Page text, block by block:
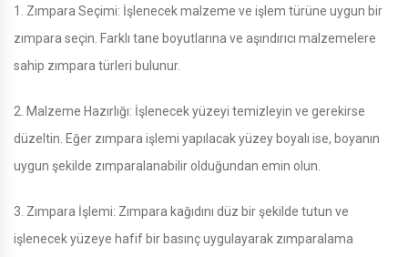
1. Zımpara Seçimi: İşlenecek malzeme ve işlem türüne uygun bir
zımpara seçin. Farklı tane boyutlarına ve aşındırıcı malzemelere
sahip zımpara türleri bulunur.
2. Malzeme Hazırlığı: İşlenecek yüzeyi temizleyin ve gerekirse
düzeltin. Eğer zımpara işlemi yapılacak yüzey boyalı ise, boyanın
uygun şekilde zımparalanabilir olduğundan emin olun.
3. Zımpara İşlemi: Zımpara kağıdını düz bir şekilde tutun ve
işlenecek yüzeye hafif bir basınç uygulayarak zımparalama